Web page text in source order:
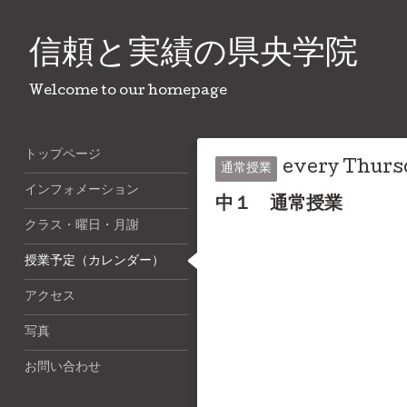
信頼と実績の県央学院
Welcome to our homepage
通常授業 every
中１ 通常授業
トップページ
インフォメーション
クラス・曜日・月謝
授業予定（カレンダー）
アクセス
写真
お問い合わせ